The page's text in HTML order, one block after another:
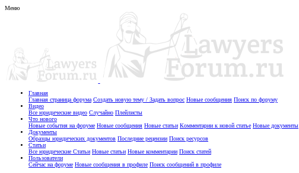
Меню
Главная
Главная страница форума Создать новую тему / Задать вопрос Новые сообщения Поиск по форуму
Видео
Все юридические видео Случайно Плейлисты
Что нового
Новые события на форуме Новые сообщения Новые статьи Комментарии к новой статье Новые документы
Документы
Образцы юридических документов Последние рецензии Поиск ресурсов
Статьи
Все юридические Статьи Новые статьи Новые комментарии Поиск статей
Пользователи
Сейчас на форуме Новые сообщения в профиле Поиск сообщений в профиле